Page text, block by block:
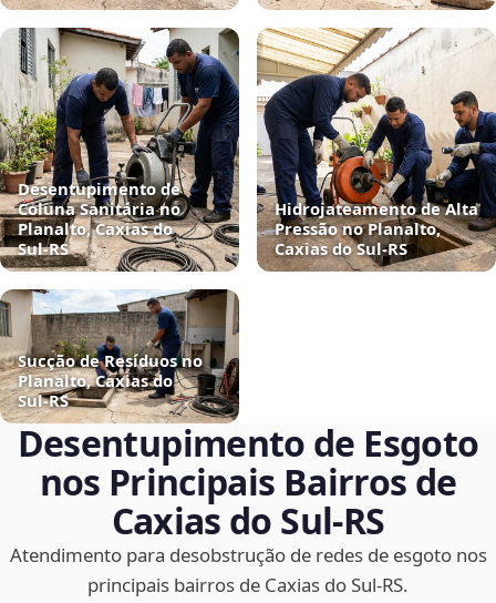
Desentupimento de
Coluna Sanitária no
Planalto, Caxias do
Sul‑RS
Hidrojateamento de Alta
Pressão no Planalto,
Caxias do Sul‑RS
Sucção de Resíduos no
Planalto, Caxias do
Sul‑RS
Desentupimento de Esgoto
nos Principais Bairros de
Caxias do Sul‑RS
Atendimento para desobstrução de redes de esgoto nos
principais bairros de Caxias do Sul‑RS.